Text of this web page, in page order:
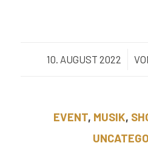
10. AUGUST 2022
/
EVENT, MUSIK,